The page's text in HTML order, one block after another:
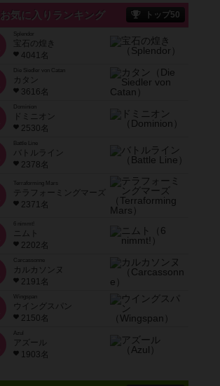
お気に入りランキング トップ50
宝石の煌き
4041名
Die Siedler von Catan
カタン
3616名
ドミニオン
2530名
Battle Line
バトルライン
2378名
Terraforming Mars
テラフォーミングマーズ
2371名
ニムト
2202名
Carcassonne
カルカソンヌ
2191名
Wingspan
ウイングスパン
2150名
Azul
アズール
1903名